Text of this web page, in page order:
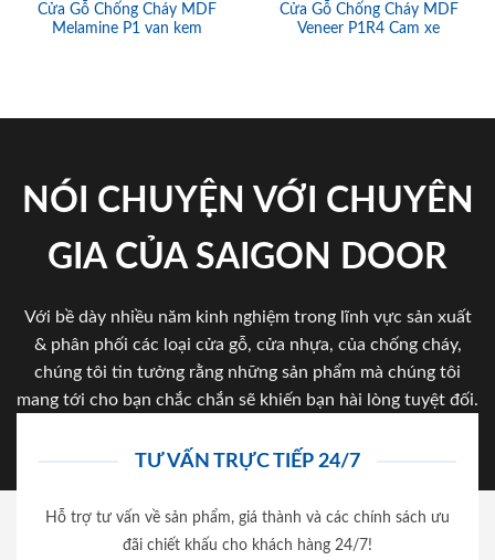
Cửa Gỗ Chống Cháy MDF
Melamine P1 van kem
Cửa Gỗ Chống Cháy MDF
Veneer P1R4 Cam xe
NÓI CHUYỆN VỚI CHUYÊN
GIA CỦA SAIGON DOOR
Với bề dày nhiều năm kinh nghiệm trong lĩnh vực sản xuất
& phân phối các loại cửa gỗ, cửa nhựa, của chống cháy,
chúng tôi tin tưởng rằng những sản phẩm mà chúng tôi
mang tới cho bạn chắc chắn sẽ khiến bạn hài lòng tuyệt đối.
TƯ VẤN TRỰC TIẾP 24/7
Hỗ trợ tư vấn về sản phẩm, giá thành và các chính sách ưu
đãi chiết khấu cho khách hàng 24/7!